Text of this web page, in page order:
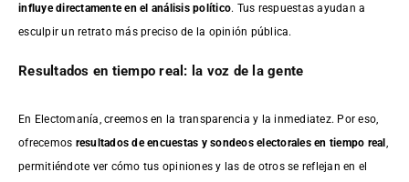
influye directamente en el análisis político. Tus respuestas ayudan a
esculpir un retrato más preciso de la opinión pública.
Resultados en tiempo real: la voz de la gente
En Electomanía, creemos en la transparencia y la inmediatez. Por eso,
ofrecemos resultados deencuestas y sondeos electorales en tiempo real
permitiéndote ver cómo tus opiniones y las de otros se reflejan en el